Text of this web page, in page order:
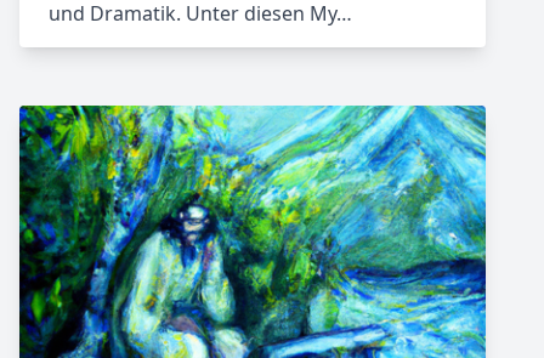
und Dramatik. Unter diesen My…